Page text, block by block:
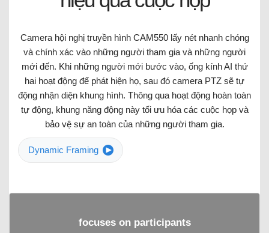
Camera hội nghị truyền hình CAM550 lấy nét nhanh chóng
và chính xác vào những người tham gia và những người
mới đến. Khi những người mới bước vào, ống kính AI thứ
hai hoạt động để phát hiện họ, sau đó camera PTZ sẽ tự
động nhận diện khung hình. Thông qua hoạt động hoàn toàn
tự động, khung năng động này tối ưu hóa các cuộc họp và
bảo vệ sự an toàn của những người tham gia.
Dynamic Framing
focuses on participants